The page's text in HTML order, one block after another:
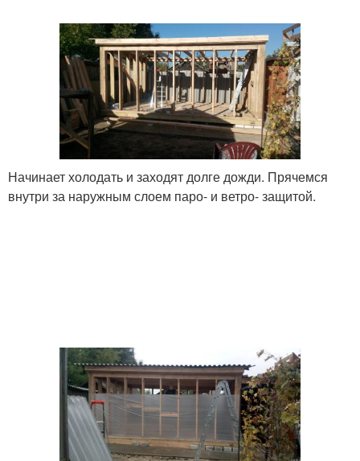
Начинает холодать и заходят долге дожди. Прячемся
внутри за наружным слоем паро- и ветро- защитой.